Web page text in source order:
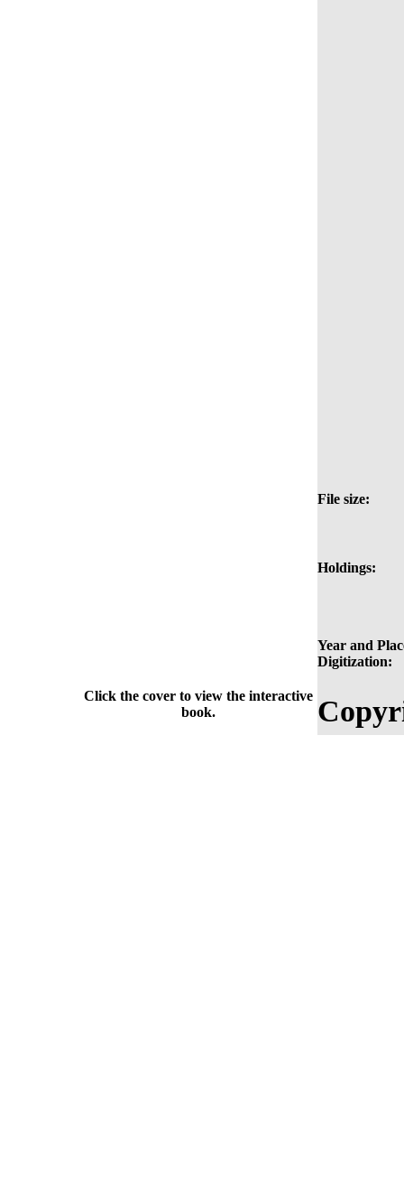
File size:
Holdings:
Year and
Digitization:
Click the cover to view the interactive
book.